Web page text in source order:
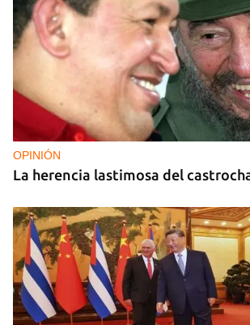
OPINIÓN
La herencia lastimosa del